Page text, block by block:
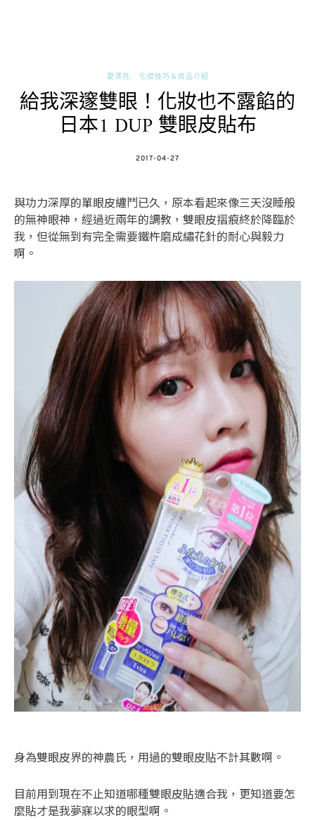
愛漂亮 化妝技巧＆商品介紹
給我深邃雙眼！化妝也不露餡的
日本1 DUP 雙眼皮貼布
POSTED
2017-04-27
與功力深厚的單眼皮纏鬥已久，原本看起來像三天沒睡般
的無神眼神，經過近兩年的調教，雙眼皮摺痕終於降臨於
我，但從無到有完全需要鐵杵磨成繡花針的耐心與毅力
啊。
身為雙眼皮界的神農氏，用過的雙眼皮貼不計其數啊。
目前用到現在不止知道哪種雙眼皮貼適合我，更知道要怎
麼貼才是我夢寐以求的眼型啊。